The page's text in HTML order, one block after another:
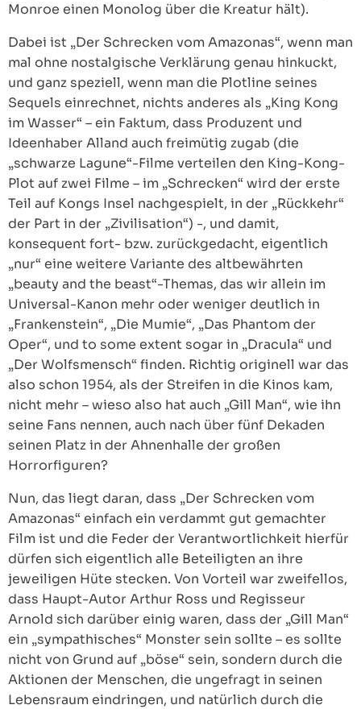
Monroe einen Monolog über die Kreatur hält).
Dabei ist „Der Schrecken vom Amazonas“, wenn man
mal ohne nostalgische Verklärung genau hinkuckt,
und ganz speziell, wenn man die Plotline seines
Sequels einrechnet, nichts anderes als „King Kong
im Wasser“ – ein Faktum, dass Produzent und
Ideenhaber Alland auch freimütig zugab (die
„schwarze Lagune“-Filme verteilen den King-Kong-
Plot auf zwei Filme – im „Schrecken“ wird der erste
Teil auf Kongs Insel nachgespielt, in der „Rückkehr“
der Part in der „Zivilisation“) -, und damit,
konsequent fort- bzw. zurückgedacht, eigentlich
„nur“ eine weitere Variante des altbewährten
„beauty and the beast“-Themas, das wir allein im
Universal-Kanon mehr oder weniger deutlich in
„Frankenstein“, „Die Mumie“, „Das Phantom der
Oper“, und to some extent sogar in „Dracula“ und
„Der Wolfsmensch“ finden. Richtig originell war das
also schon 1954, als der Streifen in die Kinos kam,
nicht mehr – wieso also hat auch „Gill Man“, wie ihn
seine Fans nennen, auch nach über fünf Dekaden
seinen Platz in der Ahnenhalle der großen
Horrorfiguren?
Nun, das liegt daran, dass „Der Schrecken vom
Amazonas“ einfach ein verdammt gut gemachter
Film ist und die Feder der Verantwortlichkeit hierfür
dürfen sich eigentlich alle Beteiligten an ihre
jeweiligen Hüte stecken. Von Vorteil war zweifellos,
dass Haupt-Autor Arthur Ross und Regisseur
Arnold sich darüber einig waren, dass der „Gill Man“
ein „sympathisches“ Monster sein sollte – es sollte
nicht von Grund auf „böse“ sein, sondern durch die
Aktionen der Menschen, die ungefragt in seinen
Lebensraum eindringen, und natürlich durch die